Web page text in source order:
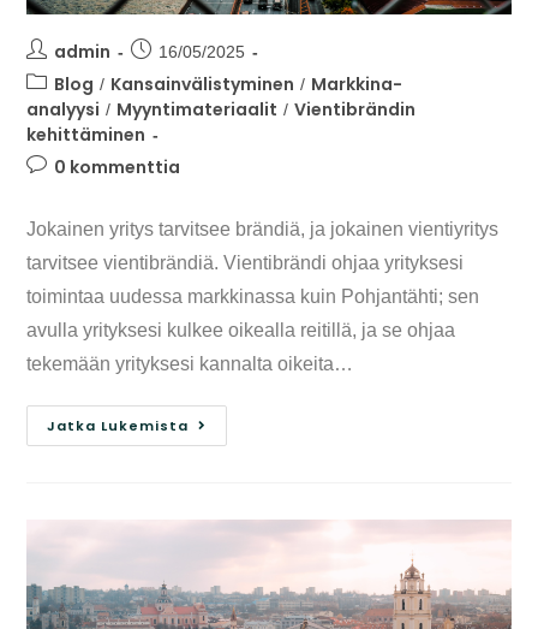
admin 16/05/2025
Blog / Kansainvälistyminen / Markkina-
analyysi / Myyntimateriaalit / Vientibrändin
kehittäminen
0 kommenttia
Jokainen yritys tarvitsee brändiä, ja jokainen vientiyritys
tarvitsee vientibrändiä. Vientibrändi ohjaa yrityksesi
toimintaa uudessa markkinassa kuin Pohjantähti; sen
avulla yrityksesi kulkee oikealla reitillä, ja se ohjaa
tekemään yrityksesi kannalta oikeita…
Jatka Lukemista